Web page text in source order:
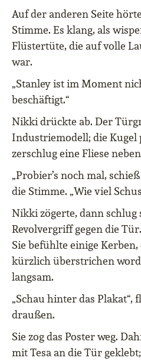
Auf der anderen Seite
Stimme. Es klang, als
Flüstertüte, die auf volle
war.
„Stanley ist im Moment
beschäftigt.“
Nikki drückte ab. Der
Industriemodell; die
zerschlug eine Fliese
„Probier’s noch mal,
die Stimme. „Wie viel
Nikki zögerte, dann schlug
Revolvergriff gegen die
Sie befühlte einige
kürzlich überstrichen
langsam.
„Schau hinter das Plakat“,
draußen.
Sie zog das Poster weg.
mit Tesa an die Tür